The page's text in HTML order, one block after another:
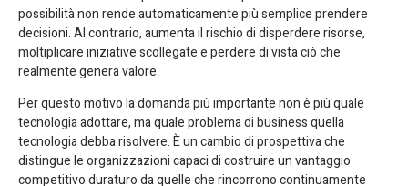
possibilità non rende automaticamente più semplice prendere
decisioni. Al contrario, aumenta il rischio di disperdere risorse,
moltiplicare iniziative scollegate e perdere di vista ciò che
realmente genera valore.
Per questo motivo la domanda più importante non è più quale
tecnologia adottare, ma quale problema di business quella
tecnologia debba risolvere. È un cambio di prospettiva che
distingue le organizzazioni capaci di costruire un vantaggio
competitivo duraturo da quelle che rincorrono continuamente